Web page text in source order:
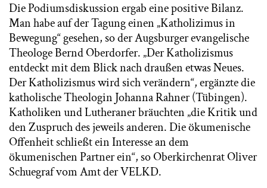
Die Podiumsdiskussion ergab eine positive Bilanz.
Man habe auf der Tagung einen „Katholizimus in
Bewegung“ gesehen, so der Augsburger evangelische
Theologe Bernd Oberdorfer. „Der Katholizismus
entdeckt mit dem Blick nach draußen etwas Neues.
Der Katholizismus wird sich verändern“, ergänzte die
katholische Theologin Johanna Rahner (Tübingen).
Katholiken und Lutheraner bräuchten „die Kritik und
den Zuspruch des jeweils anderen. Die ökumenische
Offenheit schließt ein Interesse an dem
ökumenischen Partner ein“, so Oberkirchenrat Oliver
Schuegraf vom Amt der VELKD.